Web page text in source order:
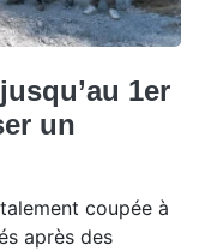
1er
un
coupée à
après des